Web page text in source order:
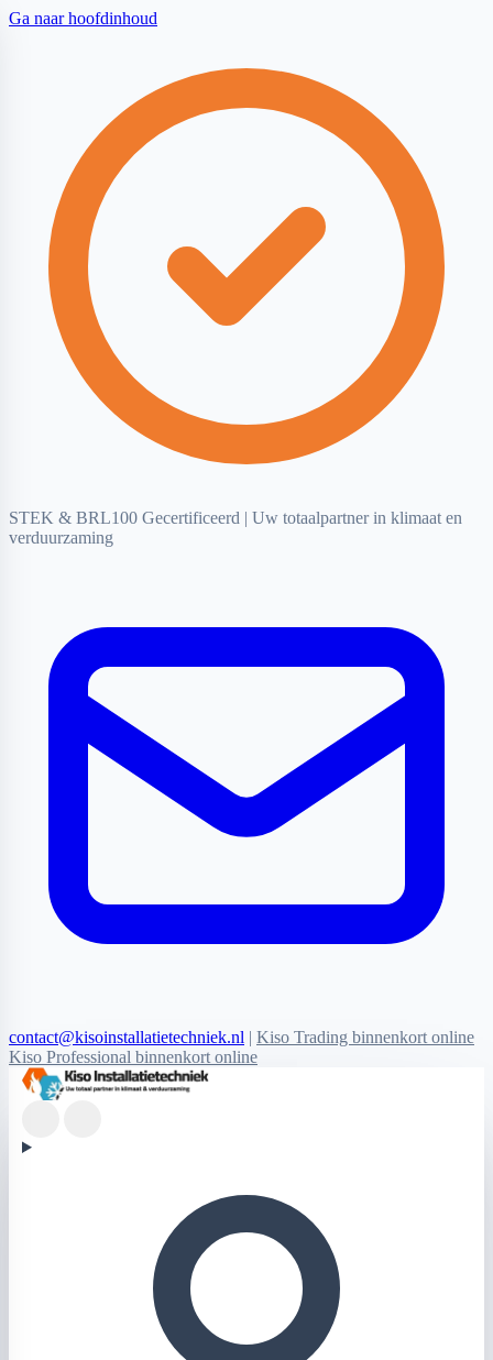
Ga naar hoofdinhoud
STEK & BRL100 Gecertificeerd | Uw totaalpartner in klimaat en
verduurzaming
contact@kisoinstallatietechniek.nl | Kiso Trading binnenkort online
Kiso Professional binnenkort online